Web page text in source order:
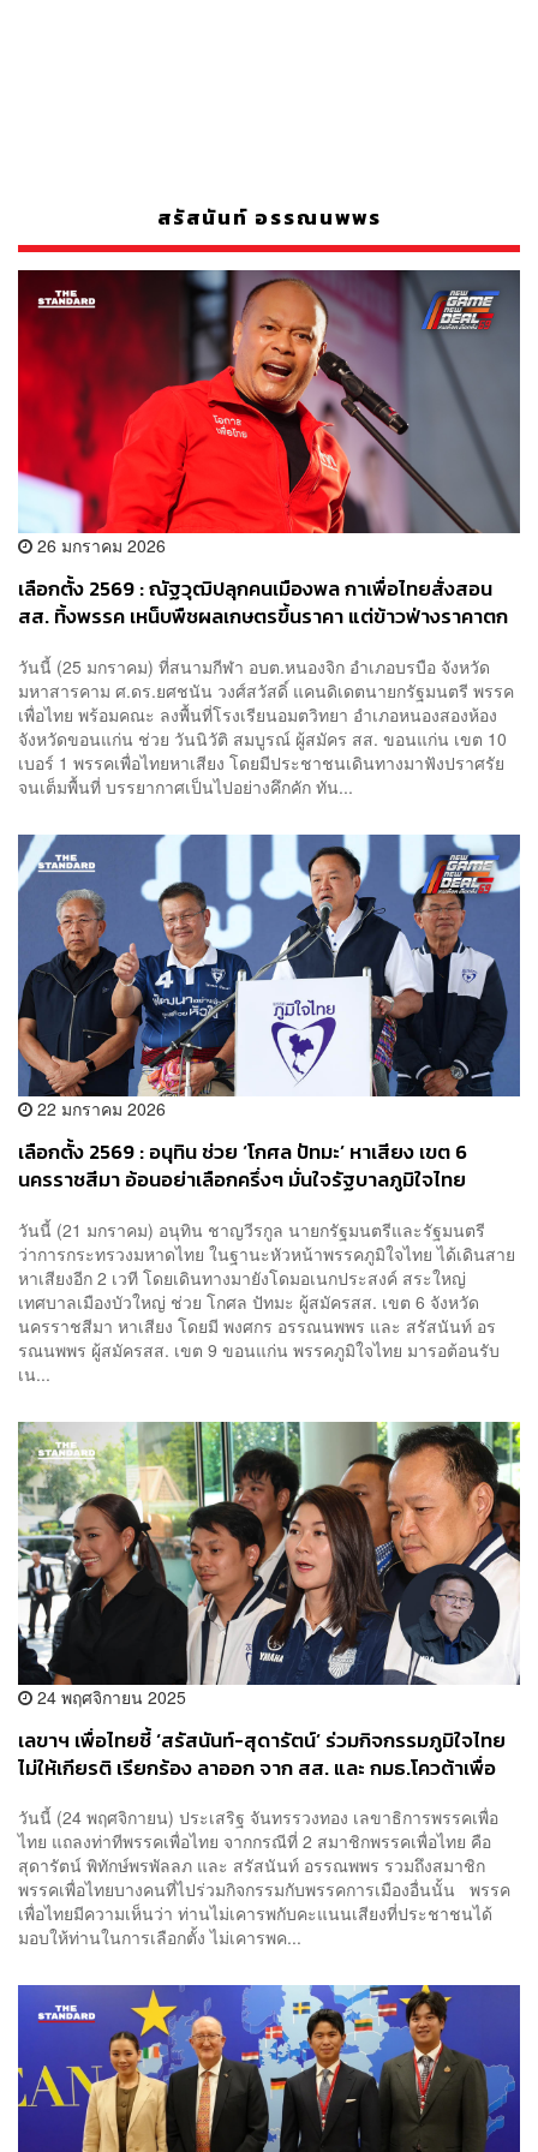
สรัสนันท์ อรรณนพพร
26 มกราคม 2026
เลือกตั้ง 2569 : ณัฐวุฒิปลุกคนเมืองพล กาเพื่อไทยสั่งสอน
สส. ทิ้งพรรค เหน็บพืชผลเกษตรขึ้นราคา แต่ข้าวฟ่างราคาตก
​วันนี้ (25 มกราคม) ที่สนามกีฬา อบต.หนองจิก อำเภอบรบือ จังหวัด
มหาสารคาม ศ.ดร.ยศชนัน วงศ์สวัสดิ์ แคนดิเดตนายกรัฐมนตรี พรรค
เพื่อไทย พร้อมคณะ ลงพื้นที่โรงเรียนอมตวิทยา อำเภอหนองสองห้อง
จังหวัดขอนแก่น ช่วย วันนิวัติ สมบูรณ์ ผู้สมัคร สส. ขอนแก่น เขต 10
เบอร์ 1 พรรคเพื่อไทยหาเสียง โดยมีประชาชนเดินทางมาฟังปราศรัย
จนเต็มพื้นที่ บรรยากาศเป็นไปอย่างคึกคัก ทัน...
22 มกราคม 2026
เลือกตั้ง 2569 : อนุทิน ช่วย ‘โกศล ปัทมะ’ หาเสียง เขต 6
นครราชสีมา อ้อนอย่าเลือกครึ่งๆ มั่นใจรัฐบาลภูมิใจไทย
วันนี้ (21 มกราคม) อนุทิน ชาญวีรกูล นายกรัฐมนตรีและรัฐมนตรี
ว่าการกระทรวงมหาดไทย ในฐานะหัวหน้าพรรคภูมิใจไทย ได้เดินสาย
หาเสียงอีก 2 เวที โดยเดินทางมายังโดมอเนกประสงค์ สระใหญ่
เทศบาลเมืองบัวใหญ่ ช่วย โกศล ปัทมะ ผู้สมัครสส. เขต 6 จังหวัด
นครราชสีมา หาเสียง โดยมี พงศกร อรรณนพพร และ สรัสนันท์ อร
รณนพพร ผู้สมัครสส. เขต 9 ขอนแก่น พรรคภูมิใจไทย มารอต้อนรับ
เน...
24 พฤศจิกายน 2025
เลขาฯ เพื่อไทยชี้ ‘สรัสนันท์-สุดารัตน์’ ร่วมกิจกรรมภูมิใจไทย
ไม่ให้เกียรติ เรียกร้อง ลาออก จาก สส. และ กมธ.โควต้าเพื่อ
วันนี้ (24 พฤศจิกายน) ประเสริฐ จันทรรวงทอง เลขาธิการพรรคเพื่อ
ไทย แถลงท่าทีพรรคเพื่อไทย จากกรณีที่ 2 สมาชิกพรรคเพื่อไทย คือ
สุดารัตน์ พิทักษ์พรพัลลภ และ สรัสนันท์ อรรณพพร รวมถึงสมาชิก
พรรคเพื่อไทยบางคนที่ไปร่วมกิจกรรมกับพรรคการเมืองอื่นนั้น พรรค
เพื่อไทยมีความเห็นว่า ท่านไม่เคารพกับคะแนนเสียงที่ประชาชนได้
มอบให้ท่านในการเลือกตั้ง ไม่เคารพค...